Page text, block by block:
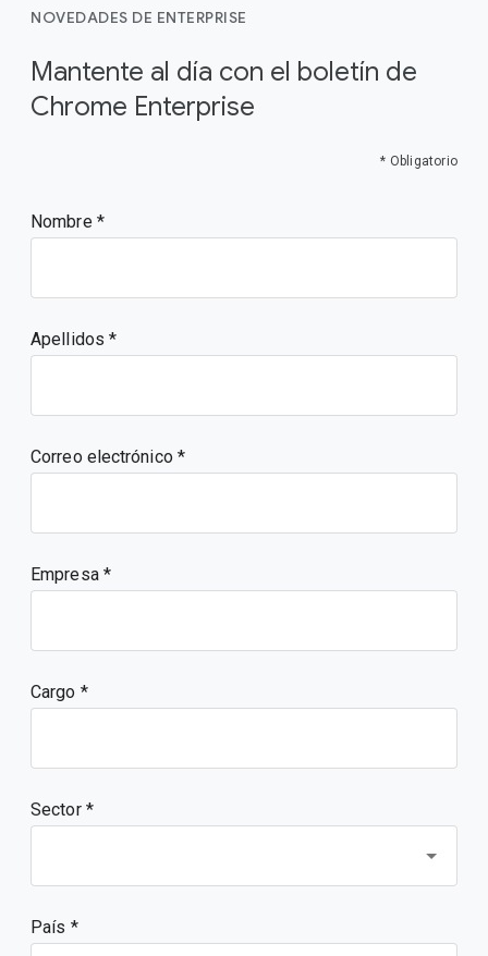
NOVEDADES DE ENTERPRISE
Mantente al día con el boletín de
Chrome Enterprise
* Obligatorio
Nombre
Apellidos
Correo electrónico
Empresa
Cargo
Sector *
País *